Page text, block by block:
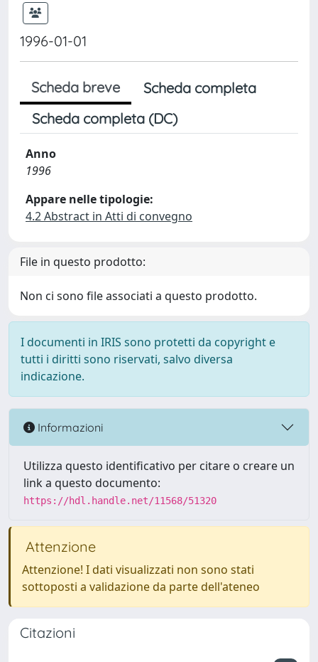
1996-01-01
Scheda breve
Scheda completa
Scheda completa (DC)
Anno
1996
Appare nelle tipologie:
4.2 Abstract in Atti di convegno
File in questo prodotto:
Non ci sono file associati a questo prodotto.
I documenti in IRIS sono protetti da copyright e
tutti i diritti sono riservati, salvo diversa
indicazione.
Informazioni
Utilizza questo identificativo per citare o creare un
link a questo documento:
https://hdl.handle.net/11568/51320
Attenzione
Attenzione! I dati visualizzati non sono stati
sottoposti a validazione da parte dell'ateneo
Citazioni